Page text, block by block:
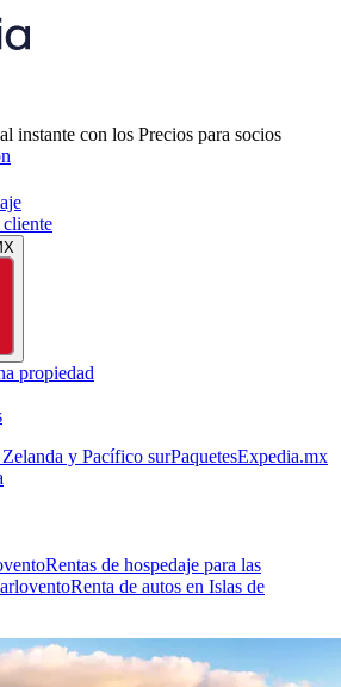
instante con los Precios para socios
propiedad
y Pacífico surPaquetesExpedia.mx
Rentas de hospedaje para las
Renta de autos en Islas de